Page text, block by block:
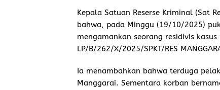
Kepala Satuan Reserse Kriminal (Sat
bahwa, pada Minggu (19/10/2025)
mengamankan seorang residivis
LP/B/262/X/2025/SPKT/RES
Ia menambahkan bahwa terduga
Manggarai. Sementara korban